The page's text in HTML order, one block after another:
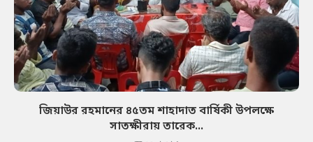
জিয়াউর রহমানের ৪৫তম শাহাদাত বার্ষিকী উপলক্ষে
সাতক্ষীরায় তারেক...